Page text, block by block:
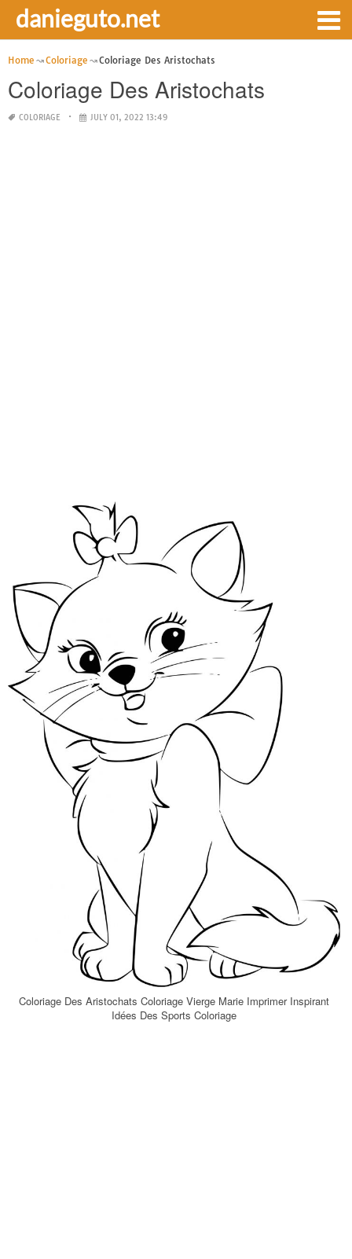
danieguto.net
Home Coloriage Coloriage Des Aristochats
Coloriage Des Aristochats
COLORIAGE JULY 01, 2022 13:49
Coloriage Des Aristochats Coloriage Vierge Marie Imprimer Inspirant
Idées Des Sports Coloriage